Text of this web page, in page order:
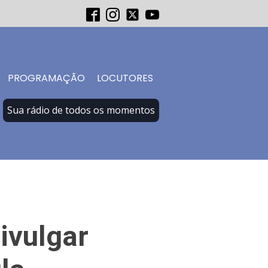
PROGRAMAÇÃO LOCUTORES
Sua rádio de todos os momentos